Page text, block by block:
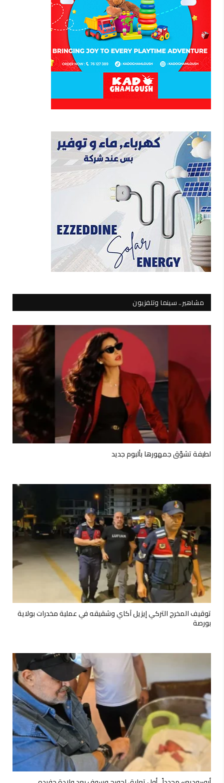
مشاهير.. سينما وتلفزيون
لطيفة تشوّق جمهورها بألبوم جديد
توقيف المخرج التركي إيزيل آكاي وشقيقه في عملية مخدرات بولاية
بورصة